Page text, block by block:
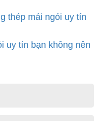
thép mái ngói uy tín
uy tín bạn không nên